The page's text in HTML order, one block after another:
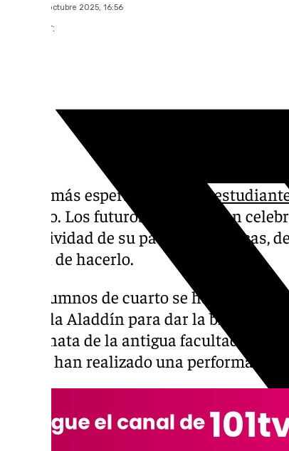
viernes, 17 octubre 2025, 16:56
Compartir:
El día más esperado para los
llegado. Los futuros médicos han
la festividad de su patrón, San Lucas,
tienen de hacerlo.
Los alumnos de cuarto se han
película Aladdín para dar la
escalinata de la antigua facultad de
donde han realizado una